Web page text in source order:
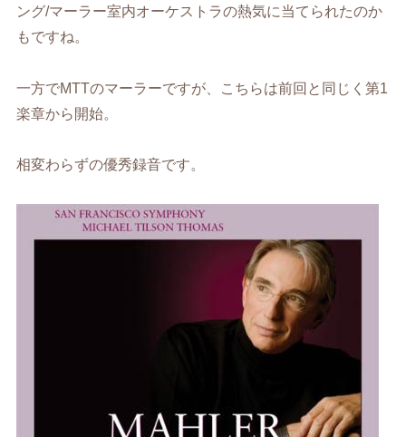
ング/マーラー室内オーケストラの熱気に当てられたのか
もですね。
一方でMTTのマーラーですが、こちらは前回と同じく第1
楽章から開始。
相変わらずの優秀録音です。